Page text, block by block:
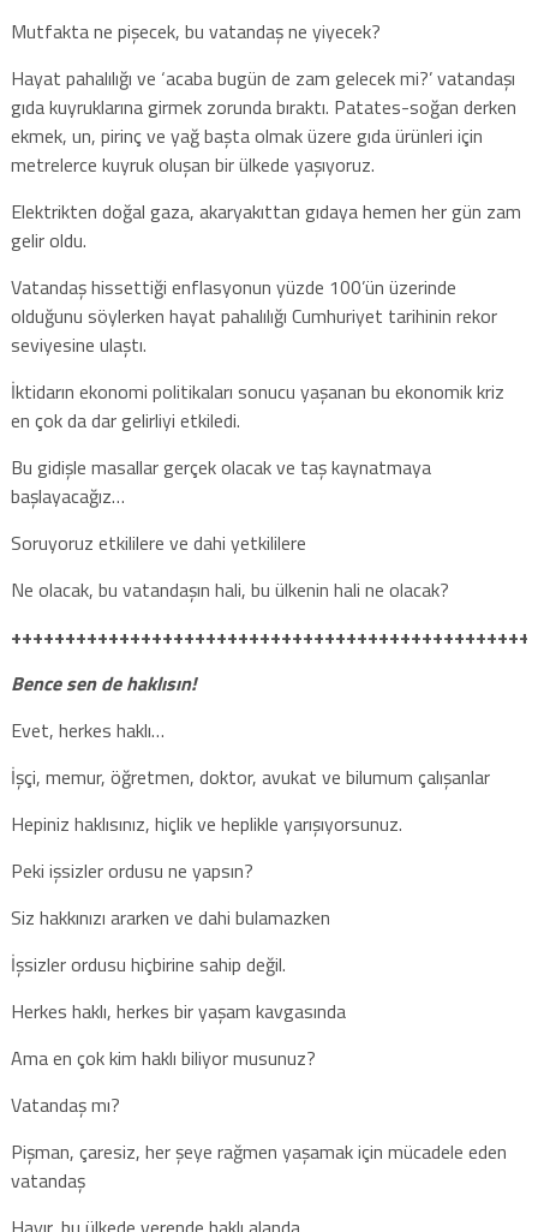
Mutfakta ne pişecek, bu vatandaş ne yiyecek?
Hayat pahalılığı ve ‘acaba bugün de zam gelecek mi?’ vatandaşı
gıda kuyruklarına girmek zorunda bıraktı. Patates-soğan derken
ekmek, un, pirinç ve yağ başta olmak üzere gıda ürünleri için
metrelerce kuyruk oluşan bir ülkede yaşıyoruz.
Elektrikten doğal gaza, akaryakıttan gıdaya hemen her gün zam
gelir oldu.
Vatandaş hissettiği enflasyonun yüzde 100’ün üzerinde
olduğunu söylerken hayat pahalılığı Cumhuriyet tarihinin rekor
seviyesine ulaştı.
İktidarın ekonomi politikaları sonucu yaşanan bu ekonomik kriz
en çok da dar gelirliyi etkiledi.
Bu gidişle masallar gerçek olacak ve taş kaynatmaya
başlayacağız…
Soruyoruz etkililere ve dahi yetkililere
Ne olacak, bu vatandaşın hali, bu ülkenin hali ne olacak?
Bence sen de haklısın!
Evet, herkes haklı…
İşçi, memur, öğretmen, doktor, avukat ve bilumum çalışanlar
Hepiniz haklısınız, hiçlik ve heplikle yarışıyorsunuz.
Peki işsizler ordusu ne yapsın?
Siz hakkınızı ararken ve dahi bulamazken
İşsizler ordusu hiçbirine sahip değil.
Herkes haklı, herkes bir yaşam kavgasında
Ama en çok kim haklı biliyor musunuz?
Vatandaş mı?
Pişman, çaresiz, her şeye rağmen yaşamak için mücadele eden
vatandaş